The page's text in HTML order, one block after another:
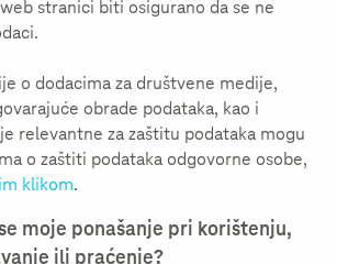
stranici biti osigurano da se ne
o dodacima za društvene medije,
obrade podataka, kao i
relevantne za zaštitu podataka mogu
o zaštiti podataka odgovorne osobe,
klikom.
moje ponašanje pri korištenju,
ili praćenje?